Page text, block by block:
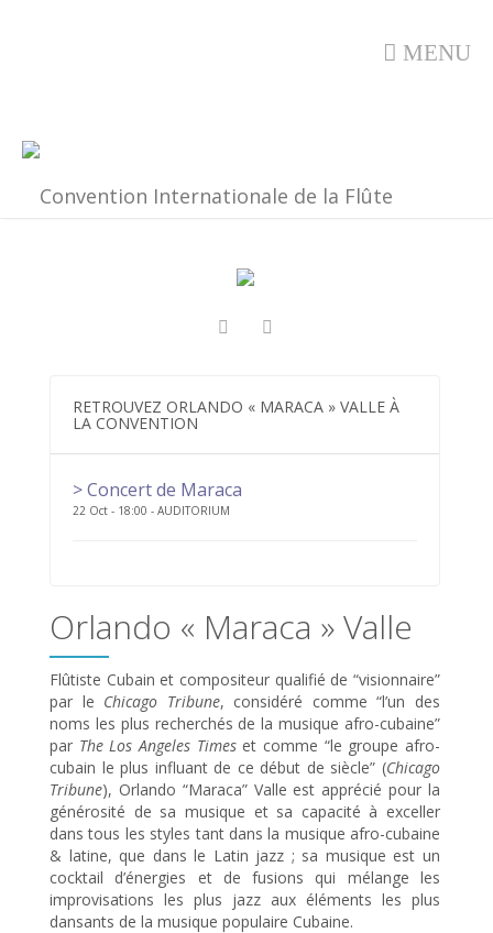
MENU
RETROUVEZ ORLANDO « MARACA » VALLE À
LA CONVENTION
> Concert de Maraca
22 Oct - 18:00 - AUDITORIUM
Orlando « Maraca » Valle
Flûtiste Cubain et compositeur qualifié de “visionnaire”
par le Chicago Tribune, considéré comme “l’un des
noms les plus recherchés de la musique afro-cubaine”
par The Los Angeles Timeset comme “le groupe afro-
cubain le plus influant de ce début de siècle” (Chicago
Tribune), Orlando “Maraca” Valle est apprécié pour la
générosité de sa musique et sa capacité à exceller
dans tous les styles tant dans la musique afro-cubaine
& latine, que dans le Latin jazz ; sa musique est un
cocktail d’énergies et de fusions qui mélange les
improvisations les plus jazz aux éléments les plus
dansants de la musique populaire Cubaine.